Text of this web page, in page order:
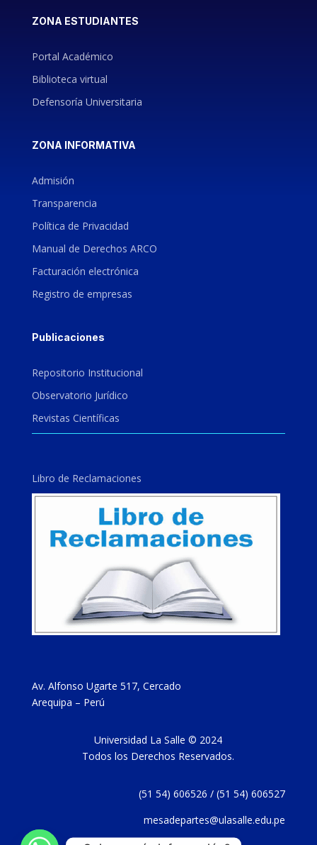
ZONA ESTUDIANTES
Portal Académico
Biblioteca virtual
Defensoría Universitaria
ZONA INFORMATIVA
Admisión
Transparencia
Política de Privacidad
Manual de Derechos ARCO
Facturación electrónica
Registro de empresas
Publicaciones
Repositorio Institucional
Observatorio Jurídico
Revistas Científicas
Libro de Reclamaciones
Av. Alfonso Ugarte 517, Cercado
Arequipa – Perú
Universidad La Salle © 2024
Todos los Derechos Reservados.
(51 54) 606526 / (51 54) 606527
mesadepartes@ulasalle.edu.pe